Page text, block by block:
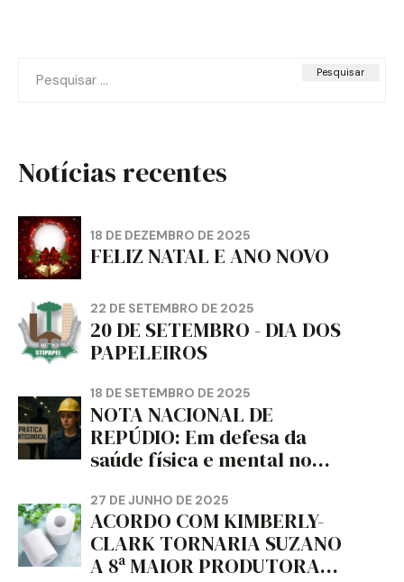
por:
Notícias recentes
18 DE DEZEMBRO DE 2025
FELIZ NATAL E ANO NOVO
22 DE SETEMBRO DE 2025
20 DE SETEMBRO - DIA DOS
PAPELEIROS
18 DE SETEMBRO DE 2025
NOTA NACIONAL DE
REPÚDIO: Em defesa da
saúde física e mental no
da dignidade sindical.
27 DE JUNHO DE 2025
ACORDO COM KIMBERLY-
CLARK TORNARIA SUZANO
A 8ª MAIOR PRODUTORA